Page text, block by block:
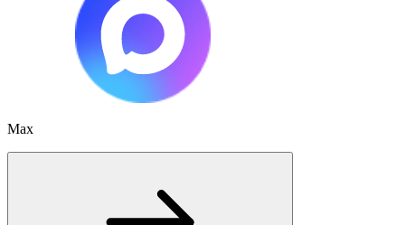
Max